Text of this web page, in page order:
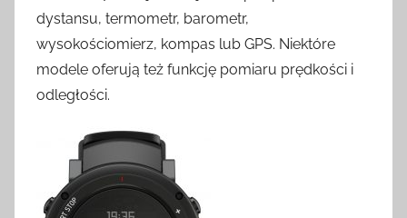
dystansu, termometr, barometr,
wysokościomierz, kompas lub GPS. Niektóre
modele oferują też funkcję pomiaru prędkości i
odległości.